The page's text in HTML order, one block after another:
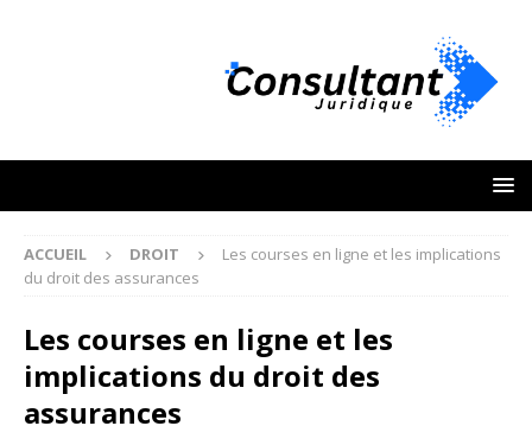
ACCUEIL DROIT
Les courses en ligne et les implications
du droit des assurances
Les courses en ligne et les
implications du droit des
assurances